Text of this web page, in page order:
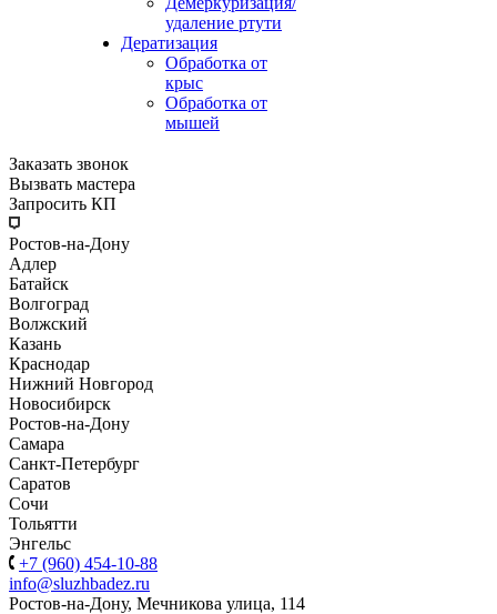
удаление ртути
Дератизация
Обработка от
крыс
Обработка от
мышей
Заказать звонок
Вызвать мастера
Запросить КП
Ростов-на-Дону
Адлер
Батайск
Волгоград
Волжский
Казань
Краснодар
Нижний Новгород
Новосибирск
Ростов-на-Дону
Самара
Санкт-Петербург
Саратов
Сочи
Тольятти
Энгельс
+7 (960) 454-10-88
info@sluzhbadez.ru
Ростов-на-Дону, Мечникова улица, 114